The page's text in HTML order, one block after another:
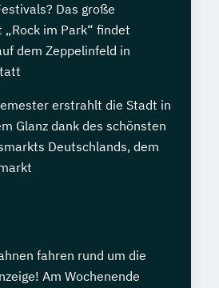
Das große
„Rock im Park“ findet
dem Zeppelinfeld in
erstrahlt die Stadt in
Glanz dank des schönsten
Deutschlands, dem
fahren rund um die
Am Wochenende